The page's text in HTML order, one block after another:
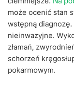
może ocenić stan
wstępną
nieinwazyjne.
złamań,
schorzeń
pokarmowym.